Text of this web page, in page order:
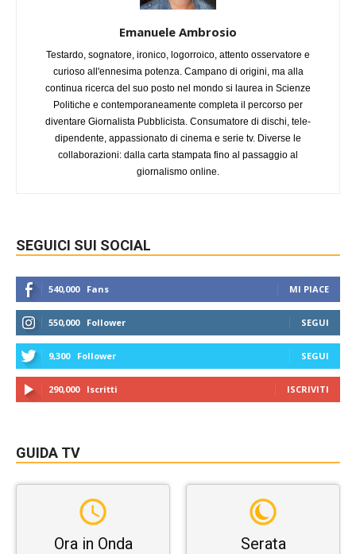
Emanuele Ambrosio
Testardo, sognatore, ironico, logorroico, attento osservatore e
curioso all'ennesima potenza. Campano di origini, ma alla
continua ricerca del suo posto nel mondo si laurea in Scienze
Politiche e contemporaneamente completa il percorso per
diventare Giornalista Pubblicista. Consumatore di dischi, tele-
dipendente, appassionato di cinema e serie tv. Diverse le
collaborazioni: dalla carta stampata fino al passaggio al
giornalismo online.
SEGUICI SUI SOCIAL
540,000 Fans MI PIACE
550,000 Follower SEGUI
9,300 Follower SEGUI
290,000 Iscritti ISCRIVITI
GUIDA TV
Ora in Onda Serata